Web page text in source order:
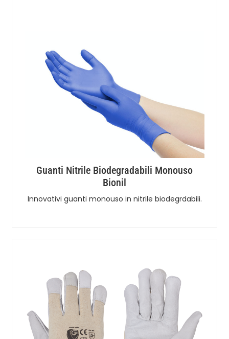
Guanti Nitrile Biodegradabili Monouso
Bionil
Innovativi guanti monouso in nitrile biodegrdabili.